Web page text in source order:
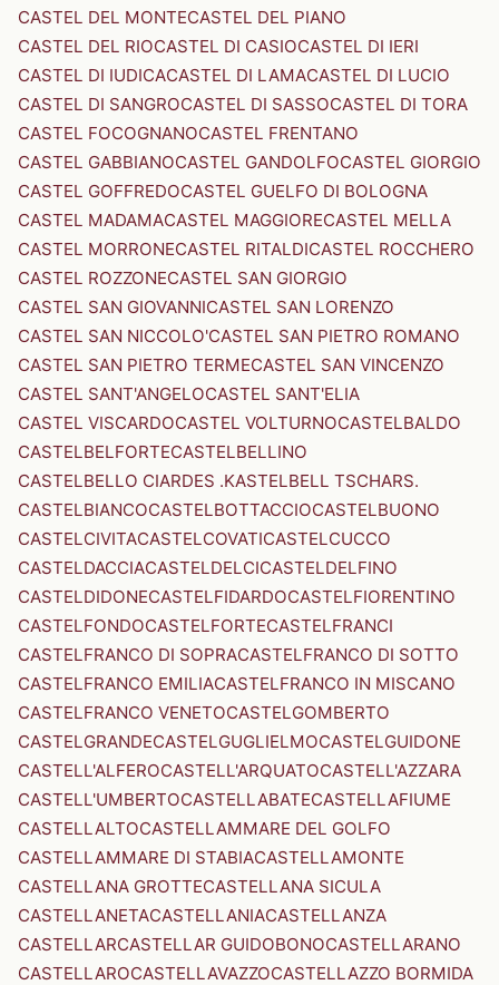
CASTEL DEL MONTECASTEL DEL PIANO
CASTEL DEL RIOCASTEL DI CASIOCASTEL DI IERI
CASTEL DI IUDICACASTEL DI LAMACASTEL DI LUCIO
CASTEL DI SANGROCASTEL DI SASSOCASTEL DI TORA
CASTEL FOCOGNANOCASTEL FRENTANO
CASTEL GABBIANOCASTEL GANDOLFOCASTEL GIORGIO
CASTEL GOFFREDOCASTEL GUELFO DI BOLOGNA
CASTEL MADAMACASTEL MAGGIORECASTEL MELLA
CASTEL MORRONECASTEL RITALDICASTEL ROCCHERO
CASTEL ROZZONECASTEL SAN GIORGIO
CASTEL SAN GIOVANNICASTEL SAN LORENZO
CASTEL SAN NICCOLO'CASTEL SAN PIETRO ROMANO
CASTEL SAN PIETRO TERMECASTEL SAN VINCENZO
CASTEL SANT'ANGELOCASTEL SANT'ELIA
CASTEL VISCARDOCASTEL VOLTURNOCASTELBALDO
CASTELBELFORTECASTELBELLINO
CASTELBELLO CIARDES .KASTELBELL TSCHARS.
CASTELBIANCOCASTELBOTTACCIOCASTELBUONO
CASTELCIVITACASTELCOVATICASTELCUCCO
CASTELDACCIACASTELDELCICASTELDELFINO
CASTELDIDONECASTELFIDARDOCASTELFIORENTINO
CASTELFONDOCASTELFORTECASTELFRANCI
CASTELFRANCO DI SOPRACASTELFRANCO DI SOTTO
CASTELFRANCO EMILIACASTELFRANCO IN MISCANO
CASTELFRANCO VENETOCASTELGOMBERTO
CASTELGRANDECASTELGUGLIELMOCASTELGUIDONE
CASTELL'ALFEROCASTELL'ARQUATOCASTELL'AZZARA
CASTELL'UMBERTOCASTELLABATECASTELLAFIUME
CASTELLALTOCASTELLAMMARE DEL GOLFO
CASTELLAMMARE DI STABIACASTELLAMONTE
CASTELLANA GROTTECASTELLANA SICULA
CASTELLANETACASTELLANIACASTELLANZA
CASTELLARCASTELLAR GUIDOBONOCASTELLARANO
CASTELLAROCASTELLAVAZZOCASTELLAZZO BORMIDA